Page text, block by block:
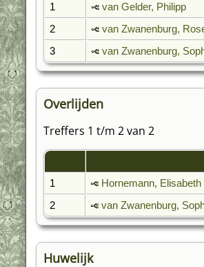
1
van Gelder, Philipp
2
van Zwanenburg,
3
van Zwanenburg,
Overlijden
Treffers 1 t/m 2 van 2
1
Hornemann,
2
van Zwanenburg,
Huwelijk